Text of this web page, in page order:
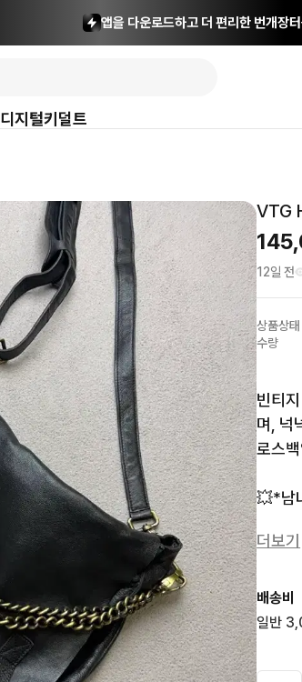
앱을 다운로드하고 더 편리한 번개장
디지털키덜트
VTG
12일 전
상품상태
수량
빈티
며, 넉
로스
💥*남
🔆🔆
🍁측
상과
🍁 색
더보기
배송비
일반